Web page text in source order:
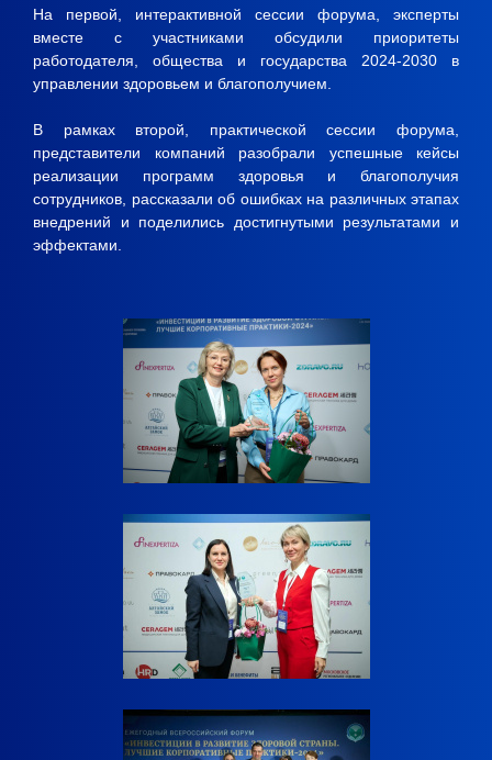
На первой, интерактивной сессии форума, эксперты
вместе с участниками обсудили приоритеты
работодателя, общества и государства 2024-2030 в
управлении здоровьем и благополучием.
В рамках второй, практической сессии форума,
представители компаний разобрали успешные кейсы
реализации программ здоровья и благополучия
сотрудников, рассказали об ошибках на различных этапах
внедрений и поделились достигнутыми результатами и
эффектами.